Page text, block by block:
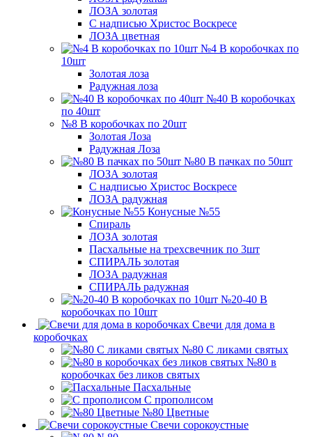
ЛОЗА золотая
С надписью Христос Воскресе
ЛОЗА цветная
№4 В коробочках по
10шт
Золотая лоза
Радужная лоза
№40 В коробочках
по 40шт
№8 В коробочках по 20шт
Золотая Лоза
Радужная Лоза
№80 В пачках по 50шт
ЛОЗА золотая
С надписью Христос Воскресе
ЛОЗА радужная
Конусные №55
Спираль
ЛОЗА золотая
Пасхальные на трехсвечник по 3шт
СПИРАЛЬ золотая
ЛОЗА радужная
СПИРАЛЬ радужная
№20-40 В
коробочках по 10шт
Свечи для дома в
коробочках
№80 С ликами святых
№80 в
коробочках без ликов святых
Пасхальные
С прополисом
№80 Цветные
Свечи сорокоустные